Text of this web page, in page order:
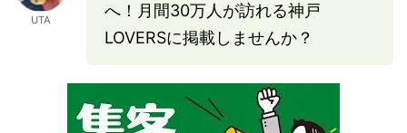
UTA
へ！月間30万人が訪れる神戸
LOVERSに掲載しませんか？